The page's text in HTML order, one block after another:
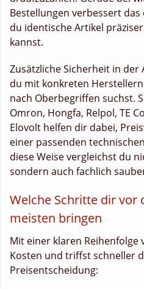
Bestellungen verbessert das
du identische Artikel
kannst.
Zusätzliche Sicherheit in
du mit konkreten
nach Oberbegriffen suchst.
Omron, Hongfa, Relpol, TE
Elovolt helfen dir dabei,
einer passenden
diese Weise vergleichst du
sondern auch fachlich
Welche Schritte dir vor
meisten bringen
Mit einer klaren
Kosten und triffst schneller
Preisentscheidung: